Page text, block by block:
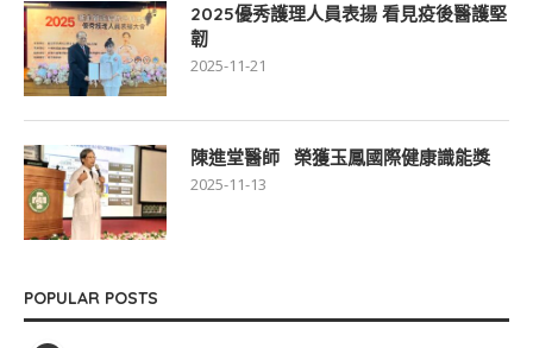
2025優秀護理人員表揚 看見疫後醫護堅
韌
2025-11-21
陳進堂醫師 榮獲玉鳳國際健康識能獎
2025-11-13
POPULAR POSTS